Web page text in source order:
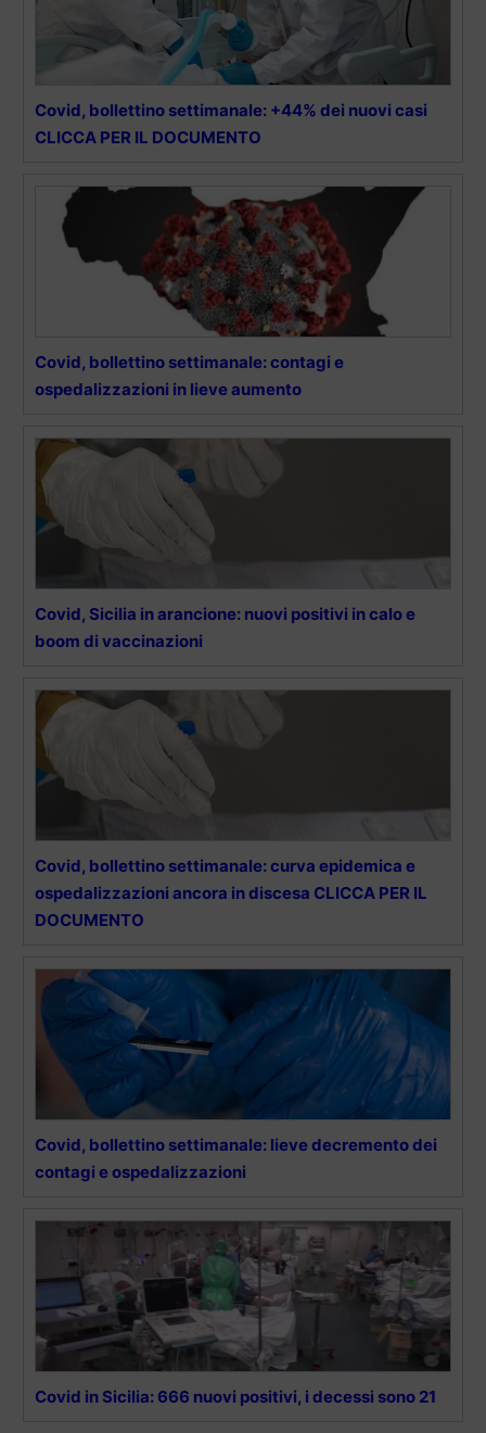
Covid, bollettino settimanale: +44% dei nuovi casi
CLICCA PER IL DOCUMENTO
Covid, bollettino settimanale: contagi e
ospedalizzazioni in lieve aumento
Covid, Sicilia in arancione: nuovi positivi in calo e
boom di vaccinazioni
Covid, bollettino settimanale: curva epidemica e
ospedalizzazioni ancora in discesa CLICCA PER IL
DOCUMENTO
Covid, bollettino settimanale: lieve decremento dei
contagi e ospedalizzazioni
Covid in Sicilia: 666 nuovi positivi, i decessi sono 21